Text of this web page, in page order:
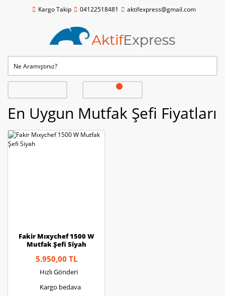
Kargo Takip 04122518481 aktifexpress@gmail.com
En Uygun Mutfak Şefi Fiyatları
Fakir Mıxychef 1500 W
Mutfak Şefi Siyah
5.950,00 TL
Hızlı Gönderi
Kargo bedava